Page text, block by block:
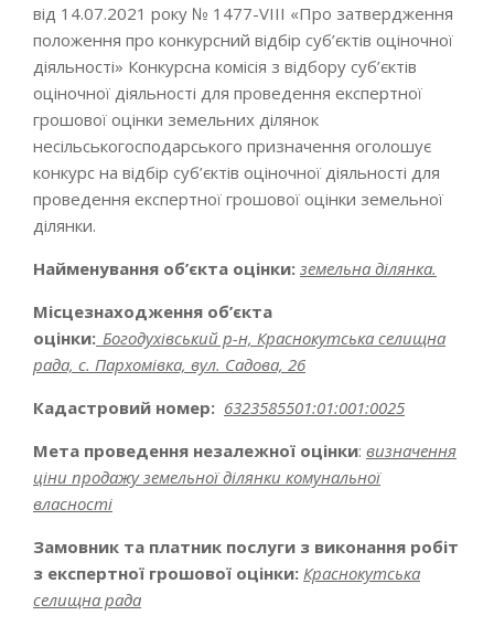
від 14.07.2021 року № 1477-VІІІ «Про затвердження
положення про конкурсний відбір суб’єктів оціночної
діяльності» Конкурсна комісія з відбору суб’єктів
оціночної діяльності для проведення експертної
грошової оцінки земельних ділянок
несільськогосподарського призначення оголошує
конкурс на відбір суб’єктів оціночної діяльності для
проведення експертної грошової оцінки земельної
ділянки.
Найменування об’єкта оцінки: земельна ділянка.
Місцезнаходження об’єкта
оцінки: Богодухівський р-н, Краснокутська селищна
рада, с. Пархомівка, вул. Садова, 26
Кадастровий номер: 6323585501:01:001:0025
Мета проведення незалежної оцінки: визначення
ціни продажу земельної ділянки комунальної
власності
Замовник та платник послуги з виконання робіт
з експертної грошової оцінки: Краснокутська
селищна рада